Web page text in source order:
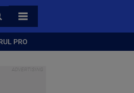
TOATE CATEGORIILE
PRO